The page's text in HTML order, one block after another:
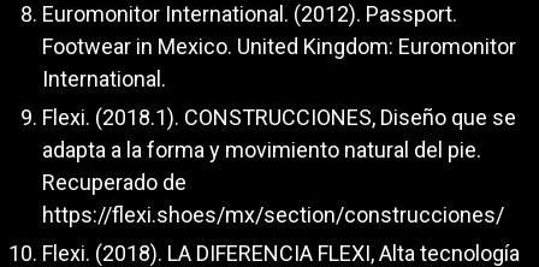
Euromonitor International. (2012). Passport.
Footwear in Mexico. United Kingdom: Euromonitor
International.
Flexi. (2018.1). CONSTRUCCIONES, Diseño que se
adapta a la forma y movimiento natural del pie.
Recuperado de
https://flexi.shoes/mx/section/construcciones/
Flexi. (2018). LA DIFERENCIA FLEXI, Alta tecnología